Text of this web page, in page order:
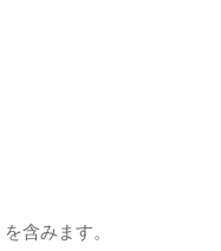
含みます。